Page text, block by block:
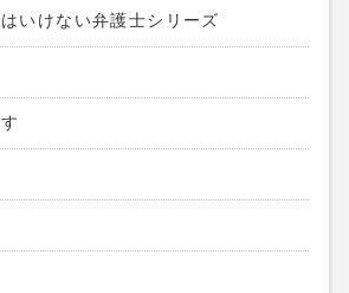
いけない弁護士シリーズ